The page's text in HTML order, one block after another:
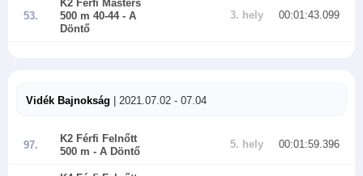
53.
K2 Férfi Masters
500 m 40-44- A
Döntő
3. hely 00:01:43.099
Vidék Bajnokság | 2021.07.02 - 07.04
97.
K2 Férfi Felnőtt
500 m - A Döntő
5. hely 00:01:59.396